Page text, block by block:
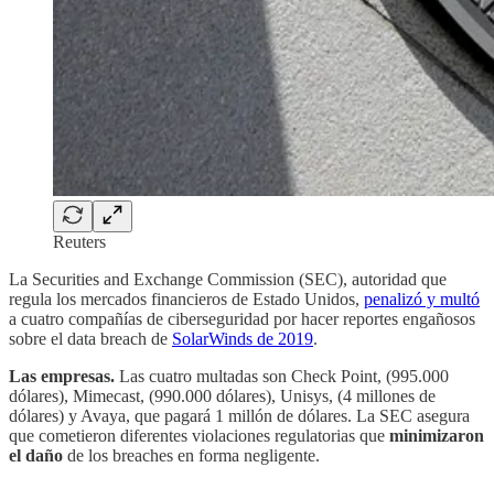
Reuters
La Securities and Exchange Commission (SEC), autoridad que
regula los mercados financieros de Estado Unidos, penalizó y multó
a cuatro compañías de ciberseguridad por hacer reportes engañosos
sobre el data breach de SolarWinds de 2019.
Las empresas. Las cuatro multadas son Check Point, (995.000
dólares), Mimecast, (990.000 dólares), Unisys, (4 millones de
dólares) y Avaya, que pagará 1 millón de dólares. La SEC asegura
que cometieron diferentes violaciones regulatorias que minimizaron
el daño de los breaches en forma negligente.